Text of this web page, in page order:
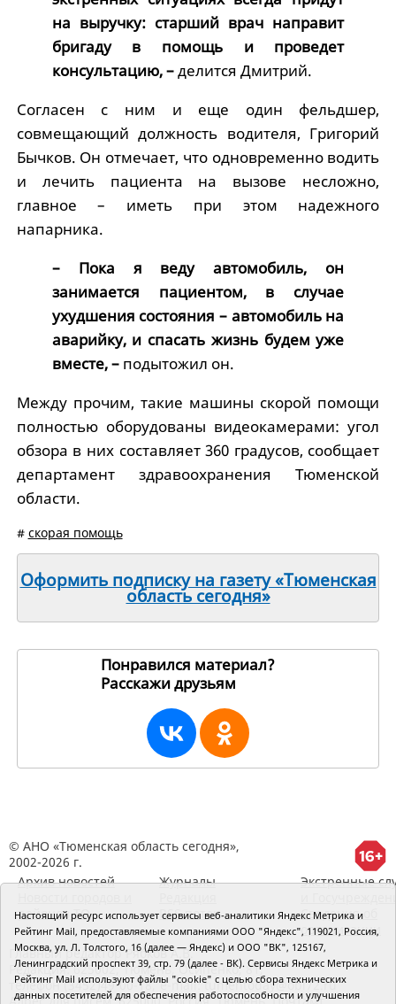
на выручку: старший врач направит
бригаду в помощь и проведет
консультацию, –делится Дмитрий.
Согласен с ним и еще один фельдшер,
совмещающий должность водителя, Григорий
Бычков. Он отмечает, что одновременно водить
и лечить пациента на вызове несложно,
главное – иметь при этом надежного
напарника.
– Пока я веду автомобиль, он
занимается пациентом, в случае
ухудшения состояния – автомобиль на
аварийку, и спасать жизнь будем уже
вместе, –подытожил он.
Между прочим, такие машины скорой помощи
полностью оборудованы видеокамерами: угол
обзора в них составляет 360 градусов, сообщает
департамент здравоохранения Тюменской
области.
# скорая помощь
Оформить подписку на газету «Тюменская
область сегодня»
Понравился материал?
Расскажи друзьям
© АНО «Тюменская область сегодня»,
2002-2026 г.
Архив новостей
районов ТО
Журналы
RSS поток
Экстренные
Сведения об
организации
Главный редактор Рябков А.В.
Редакция: 625002, Тюмень, Осипенко, 81,
телефон (3452)49-00-18, e-mail: tumentoday@obl72.ru
Адрес для писем: 625000, Россия, Тюмень, Почтамт,
Настоящий ресурс использует сервисы веб-аналитики Яндекс Метрика и
Рейтинг Mail, предоставляемые компаниями ООО "Яндекс", 119021, Россия,
Москва, ул. Л. Толстого, 16 (далее — Яндекс) и ООО "ВК", 125167,
Ленинградский проспект 39, стр. 79 (далее - ВК). Сервисы Яндекс Метрика и
Рейтинг Mail используют файлы "cookie" с целью сбора технических
данных посетителей для обеспечения работоспособности и улучшения